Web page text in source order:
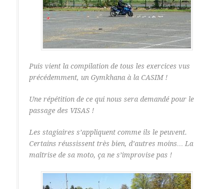
Puis vient la compilation de tous les exercices vus
précédemment, un Gymkhana à la CASIM !
Une répétition de ce qui nous sera demandé pour le
passage des VISAS !
Les stagiaires s’appliquent comme ils le peuvent.
Certains réussissent très bien, d’autres moins… La
maîtrise de sa moto, ça ne s’improvise pas !